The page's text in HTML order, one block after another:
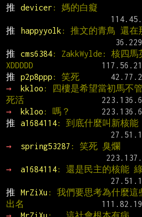
推
devicer : 媽的白癡
推
happyyolk : 推文的青鳥 還在
推
cms6384: ZakkWylde: 核四馬
XDDDDD
推
p2p8ppp : 笑死
→
kkloo : 四樓是希望當初馬不管
死活
→
kkloo : 嗎？
推
a1684114: 到底什麼叫新核能
→
spring53287 : 笑死 臭爛
→
a1684114: 還是民主的核能
推
MrZiXu : 我們要思考為什麼這
出名